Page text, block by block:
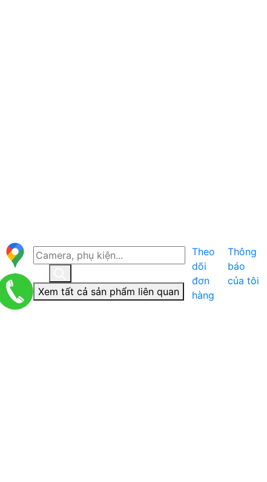
Xem tất cả sản phẩm liên quan
Theo
dõi
đơn
hàng
Thông
báo
của tôi